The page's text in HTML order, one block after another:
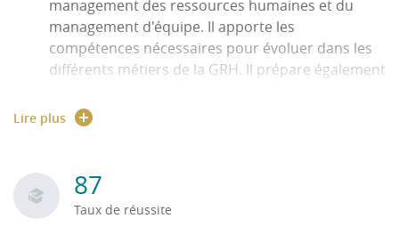
management des ressources humaines et du
management d'équipe. Il apporte les
compétences nécessaires pour évoluer dans les
différents métiers de la GRH. Il prépare également
GRH décentralisées sur les managers. Le
(conduire un entretien de recrutement, détecter
des besoins en formation, individualiser une
rémunération, évaluer ses collaborateurs....)
Lire plus
87
Taux de réussite